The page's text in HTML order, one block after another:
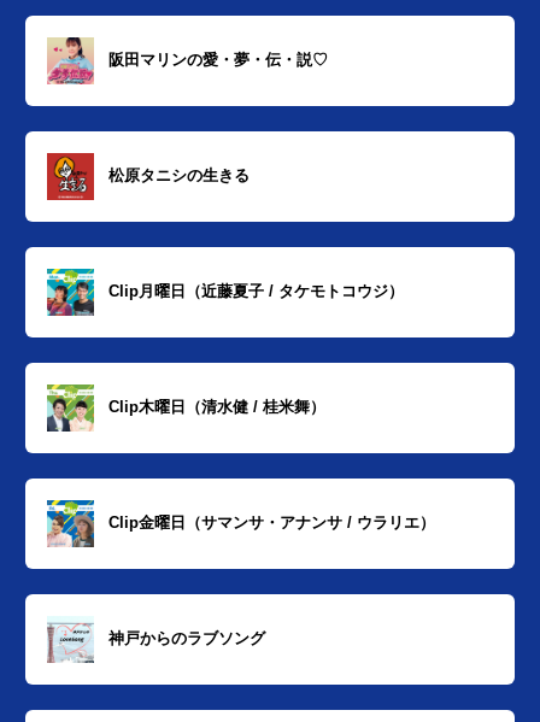
阪田マリンの愛・夢・伝・説♡
松原タニシの生きる
Clip月曜日（近藤夏子 / タケモトコウジ）
Clip木曜日（清水健 / 桂米舞）
Clip金曜日（サマンサ・アナンサ / ウラリエ）
神戸からのラブソング